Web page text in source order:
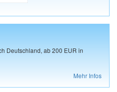
Deutschland, ab 200 EUR in
Mehr Infos